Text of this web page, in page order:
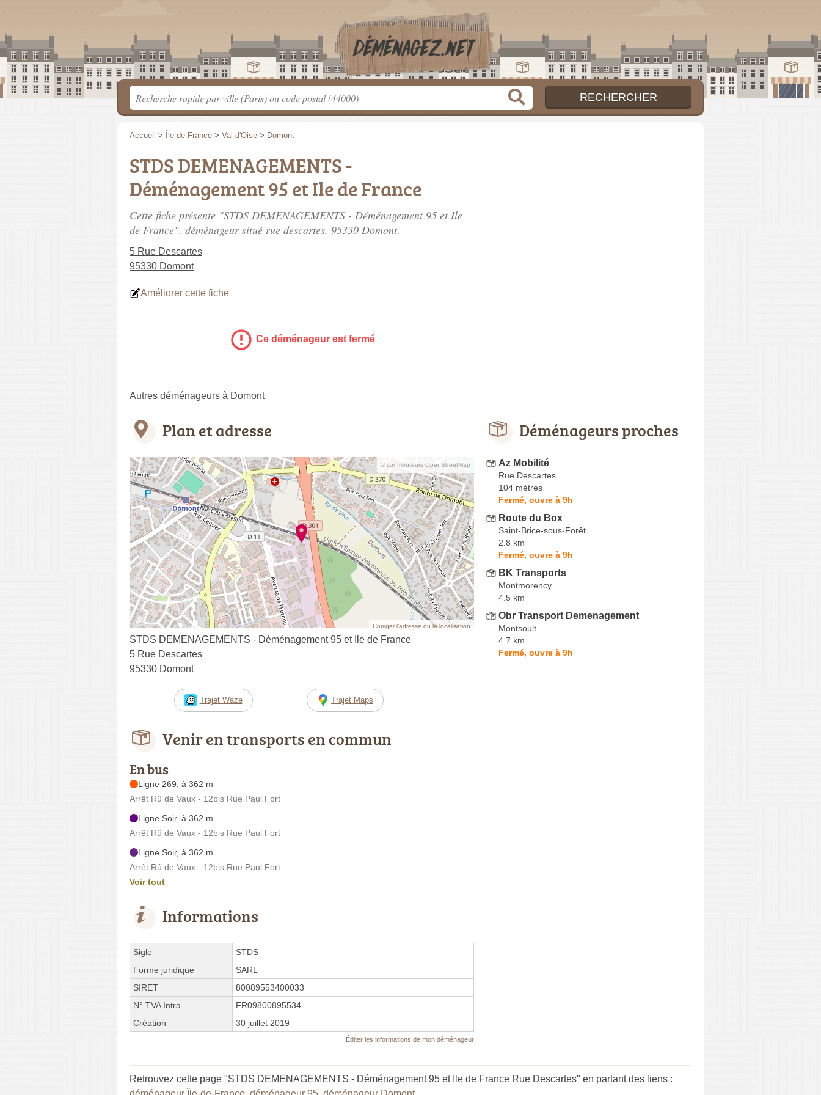
Accueil > Île-de-France > Val-d'Oise > Domont
STDS DEMENAGEMENTS -
Déménagement 95 et Ile de France
Cette fiche présente "STDS DEMENAGEMENTS - Déménagement 95 et Ile
de France", déménageur situé rue descartes, 95330 Domont.
5 Rue Descartes
95330 Domont
Améliorer cette fiche
Ce déménageur est fermé
Autres déménageurs à Domont
Plan et adresse
© contributeurs OpenStreetMap
Corriger l’adresse ou la localisation
STDS DEMENAGEMENTS - Déménagement 95 et Ile de France
5 Rue Descartes
95330 Domont
Trajet Waze Trajet Maps
Venir en transports en commun
En bus
Ligne 269, à 362 m
Arrêt Rû de Vaux - 12bis Rue Paul Fort
Ligne Soir, à 362 m
Arrêt Rû de Vaux - 12bis Rue Paul Fort
Ligne Soir, à 362 m
Arrêt Rû de Vaux - 12bis Rue Paul Fort
Voir tout
Informations
Sigle
STDS
Forme juridique
SARL
SIRET
80089553400033
N° TVA Intra.
FR09800895534
Création
30 juillet 2019
Éditer les informations de mon déménageur
Déménageurs proches
Az Mobilité
Rue Descartes
104 mètres
Fermé, ouvre à 9h
Route du Box
Saint-Brice-sous-Forêt
2.8 km
Fermé, ouvre à 9h
BK Transports
Montmorency
4.5 km
Obr Transport Demenagement
Montsoult
4.7 km
Fermé, ouvre à 9h
Retrouvez cette page "STDS DEMENAGEMENTS - Déménagement 95 et Ile de France Rue Descartes" en partant des liens :